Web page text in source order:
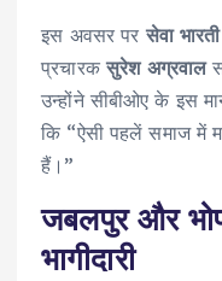
इस अवसर परसेवा भारती
प्रचारकसुरेश अग्रवाल
उन्होंने सीबीओए के इस
कि “ऐसी पहलें समाज में
हैं।”
जबलपुर और
भागीदारी